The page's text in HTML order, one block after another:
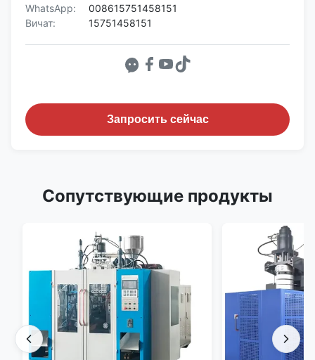
WhatsApp:
008615751458151
Вичат:
15751458151
Запросить сейчас
Сопутствующие продукты